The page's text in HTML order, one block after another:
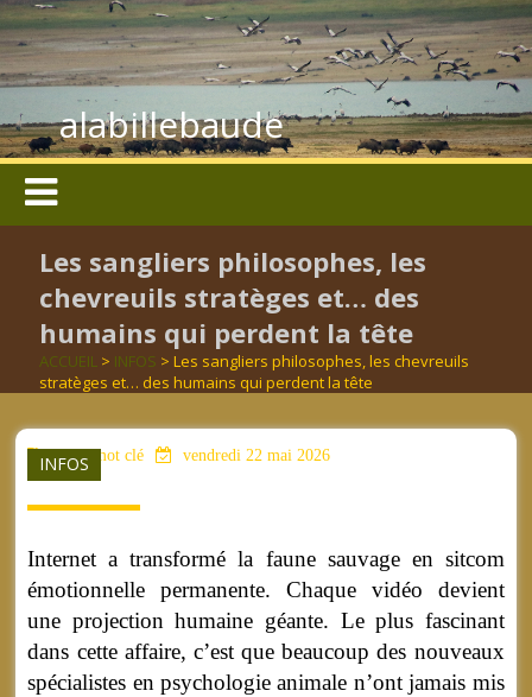
alabillebaude
Les sangliers philosophes, les
chevreuils stratèges et… des
humains qui perdent la tête
ACCUEIL > INFOS > Les sangliers philosophes, les chevreuils
stratèges et… des humains qui perdent la tête
INFOS
aucun mot clé vendredi 22 mai 2026
Internet a transformé la faune sauvage en sitcom
émotionnelle permanente. Chaque vidéo devient
une projection humaine géante. Le plus fascinant
dans cette affaire, c’est que beaucoup des nouveaux
spécialistes en psychologie animale n’ont jamais mis